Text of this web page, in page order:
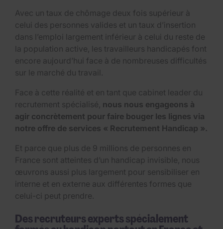
Avec un taux de chômage deux fois supérieur à
celui des personnes valides et un taux d’insertion
dans l’emploi largement inférieur à celui du reste de
la population active, les travailleurs handicapés font
encore aujourd’hui face à de nombreuses difficultés
sur le marché du travail.
Face à cette réalité et en tant que cabinet leader du
recrutement spécialisé, nous nous engageons à
agir concrètement pour faire bouger les lignes via
notre offre de services « Recrutement Handicap ».
Et parce que plus de 9 millions de personnes en
France sont atteintes d’un handicap invisible, nous
œuvrons aussi plus largement pour sensibiliser en
interne et en externe aux différentes formes que
celui-ci peut prendre.
Des recruteurs experts spécialement